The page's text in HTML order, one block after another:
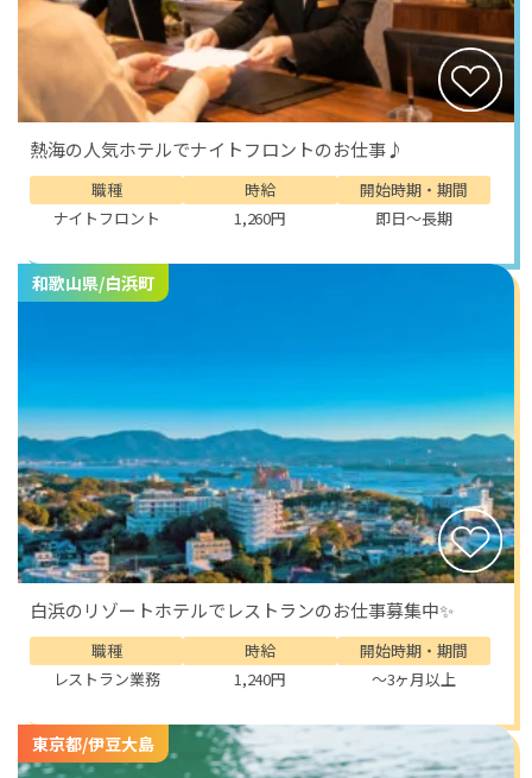
熱海の人気ホテルでナイトフロントのお仕事♪
職種
ナイトフロント
時給
1,260円
開始時期・期間
即日～長期
和歌山県/白浜町
白浜のリゾートホテルでレストランのお仕事募集中✨
職種
レストラン業務
時給
1,240円
開始時期・期間
～3ヶ月以上
東京都/伊豆大島